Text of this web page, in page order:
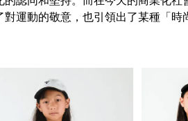
運動的敬意，也引領出了某種「時